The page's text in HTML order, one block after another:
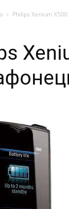
Philips Xenium